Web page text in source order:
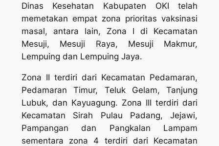
Dinas Kesehatan Kabupaten OKI telah
memetakan empat zona prioritas vaksinasi
masal, antara lain, Zona I di Kecamatan
Mesuji, Mesuji Raya, Mesuji Makmur,
Lempuing dan Lempuing Jaya.
Zona II terdiri dari Kecamatan Pedamaran,
Pedamaran Timur, Teluk Gelam, Tanjung
Lubuk, dan Kayuagung. Zona III terdiri dari
Kecamatan Sirah Pulau Padang, Jejawi,
Pampangan dan Pangkalan Lampam
sementara zona 4 terdiri dari Kecamatan